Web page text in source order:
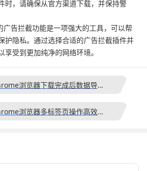
时，请确保从官方渠道下载，并保持警
告拦截功能是一项强大的工具，可以帮
护隐私。通过选择合适的广告拦截插件并
受到更加纯净的网络环境。
Chrome浏览器下载完成后数据导入导出操作实操
Chrome浏览器多标签页操作高效技巧创新经验